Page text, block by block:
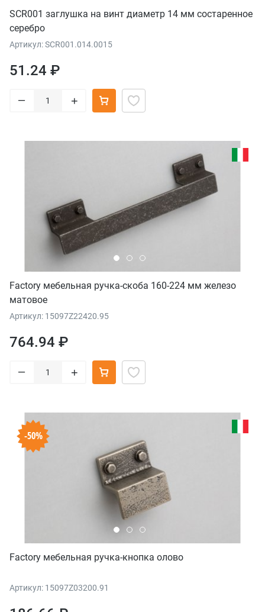
SCR001 заглушка на винт диаметр 14 мм состаренное
серебро
Артикул: SCR001.014.0015
51.24 ₽
– +
Factory мебельная ручка-скоба 160-224 мм железо
матовое
Артикул: 15097Z22420.95
764.94 ₽
– +
-50%
Factory мебельная ручка-кнопка олово
Артикул: 15097Z03200.91